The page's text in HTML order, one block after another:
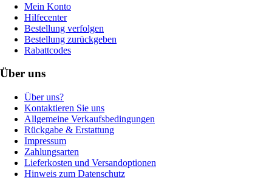
Mein Konto
Hilfecenter
Bestellung verfolgen
Bestellung zurückgeben
Rabattcodes
Über uns
Über uns?
Kontaktieren Sie uns
Allgemeine Verkaufsbedingungen
Rückgabe & Erstattung
Impressum
Zahlungsarten
Lieferkosten und Versandoptionen
Hinweis zum Datenschutz